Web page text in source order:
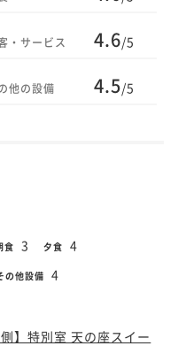
・サービス 4.6/5
他の設備 4.5/5
食 3 夕食 4
の他設備 4
】特別室 天の座スイー